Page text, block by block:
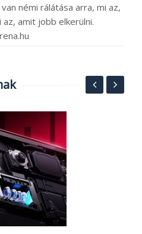
némi rálátása arra, mi az,
amit jobb elkerülni.